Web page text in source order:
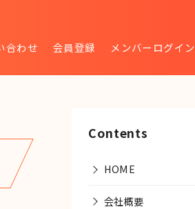
合わせ 会員登録 メンバーログイン
Contents
HOME
会社概要